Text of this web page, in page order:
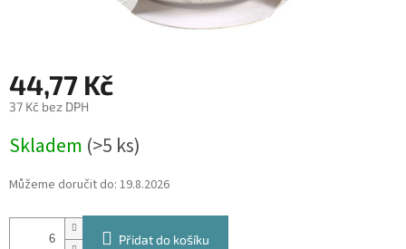
44,77 Kč
37 Kč bez DPH
cena:
Skladem (>5 ks)
Můžeme doručit do: 19.8.2026
Přidat do košíku